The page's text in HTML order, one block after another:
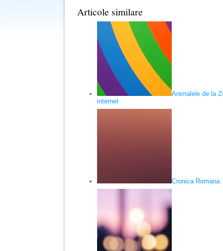
Articole similare
Animalele de la
internet
Cronica